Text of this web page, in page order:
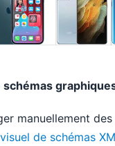
manuellement des
de schémas